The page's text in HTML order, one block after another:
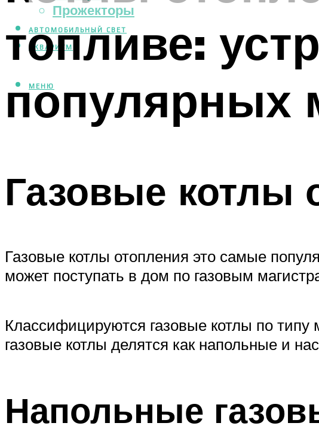
Прожекторы
АВТОМОБИЛЬНЫЙ СВЕТ
АКВАРИУМ
МЕНЮ
топливе:
популярных
Газовые котлы
Газовые котлы отопления это самые
может поступать в дом по газовым
Классифицируются газовые котлы по
газовые котлы делятся как напольные и
Напольные